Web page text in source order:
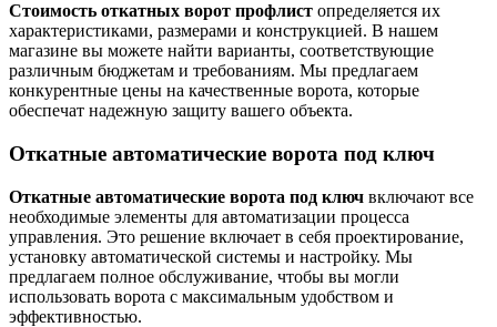
Стоимость откатных ворот профлист определяется их
характеристиками, размерами и конструкцией. В нашем
магазине вы можете найти варианты, соответствующие
различным бюджетам и требованиям. Мы предлагаем
конкурентные цены на качественные ворота, которые
обеспечат надежную защиту вашего объекта.
Откатные автоматические ворота под ключ
Откатные автоматические ворота под ключ включают все
необходимые элементы для автоматизации процесса
управления. Это решение включает в себя проектирование,
установку автоматической системы и настройку. Мы
предлагаем полное обслуживание, чтобы вы могли
использовать ворота с максимальным удобством и
эффективностью.